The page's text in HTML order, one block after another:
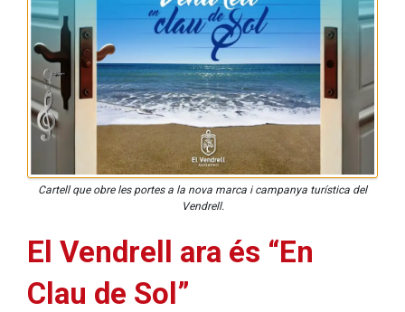
Cartell que obre les portes a la nova marca i campanya turística del
Vendrell.
El Vendrell ara és “En
Clau de Sol”